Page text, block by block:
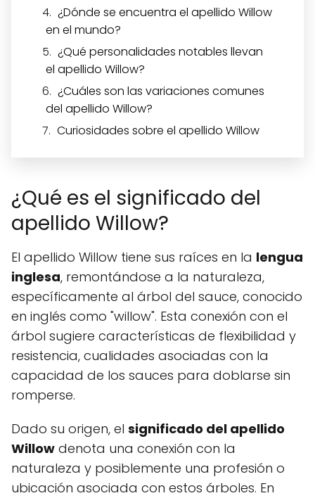
¿Dónde se encuentra el apellido Willow
en el mundo?
¿Qué personalidades notables llevan
el apellido Willow?
¿Cuáles son las variaciones comunes
del apellido Willow?
Curiosidades sobre el apellido Willow
¿Qué es el significado del
apellido Willow?
El apellido Willow tiene sus raíces en la lengua
inglesa, remontándose a la naturaleza,
específicamente al árbol del sauce, conocido
en inglés como "willow". Esta conexión con el
árbol sugiere características de flexibilidad y
resistencia, cualidades asociadas con la
capacidad de los sauces para doblarse sin
romperse.
Dado su origen, el significado del apellido
Willow denota una conexión con la
naturaleza y posiblemente una profesión o
ubicación asociada con estos árboles. En